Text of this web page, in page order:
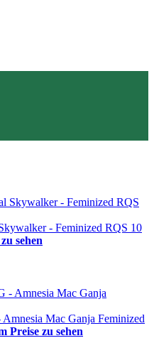
- Feminized RQS 10
sehen
Mac Ganja Feminized
Preise zu sehen